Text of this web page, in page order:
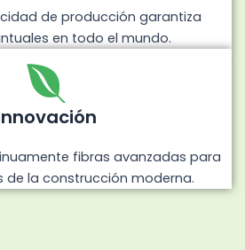
de producción garantiza
en todo el mundo.
fibras avanzadas para
de la construcción moderna.